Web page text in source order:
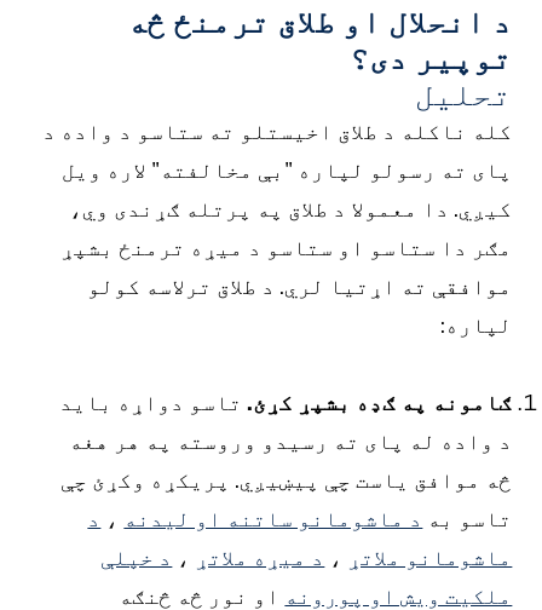
د انحلال او طلاق ترمنځ څه
توپیر دی؟
تحلیل
کله ناکله د طلاق اخیستلو ته ستاسو د واده د
پای ته رسولو لپاره "بې مخالفته" لاره ویل
کیږي. دا معمولا د طلاق په پرتله ګړندی وي،
مګر دا ستاسو او ستاسو د میړه ترمنځ بشپړ
موافقې ته اړتیا لري. د طلاق ترلاسه کولو
لپاره:
ګامونه په ګډه بشپړ کړئ.تاسو دواړه باید
د واده له پای ته رسیدو وروسته په هر هغه
څه موافق یاست چې پیښیږي. پریکړه وکړئ چې
تاسو به
د ماشومانو ساتنه او لیدنه،د
ماشومانو ملاتړ،د میړه ملاتړ،د خپلې
ملکیت ویش او پورونه او نور څه څنګه